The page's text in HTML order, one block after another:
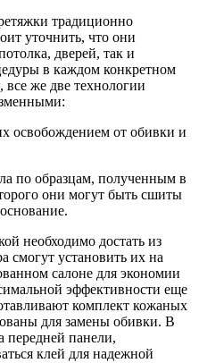
традиционно
уточнить, что они
дверей, так и
в каждом конкретном
все же две технологии
освобождением от обивки и
по образцам, полученным в
они могут быть сшиты
необходимо достать из
смогут установить их на
салоне для экономии
эффективности еще
комплект кожаных
для замены обивки. В
передней панели,
клей для надежной